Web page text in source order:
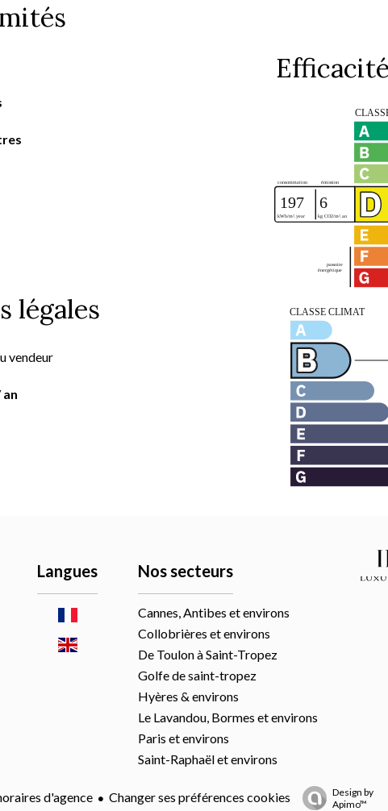
légales
vendeur
an
Langues Nos secteurs
Cannes, Antibes et environs
Collobrières et environs
De Toulon à Saint-Tropez
Golfe de saint-tropez
Hyères & environs
Le Lavandou, Bormes et environs
Paris et environs
Saint-Raphaël et environs
d'agence Changer ses préférences cookies
Design by
Apimo™